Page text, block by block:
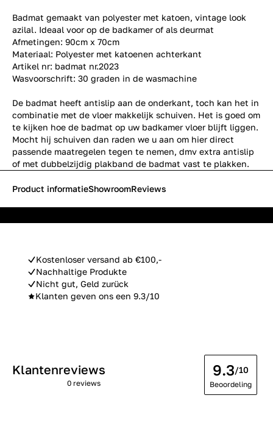
Badmat gemaakt van polyester met katoen, vintage look
azilal. Ideaal voor op de badkamer of als deurmat
Afmetingen: 90cm x 70cm
Materiaal: Polyester met katoenen achterkant
Artikel nr: badmat nr.2023
Wasvoorschrift: 30 graden in de wasmachine
De badmat heeft antislip aan de onderkant, toch kan het in
combinatie met de vloer makkelijk schuiven. Het is goed om
te kijken hoe de badmat op uw badkamer vloer blijft liggen.
Mocht hij schuiven dan raden we u aan om hier direct
passende maatregelen tegen te nemen, dmv extra antislip
of met dubbelzijdig plakband de badmat vast te plakken.
Kostenloser versand ab €100,-
Nachhaltige Produkte
Nicht gut, Geld zurück
Klanten geven ons een 9.3/10
Product informatieShowroomReviews
Klantenreviews
0 reviews
9.3/10
Beoordeling